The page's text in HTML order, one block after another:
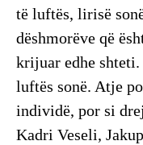
të luftës, lirisë
dëshmorëve që
krijuar edhe
luftës sonë. Atje
individë, por si
Kadri Veseli,